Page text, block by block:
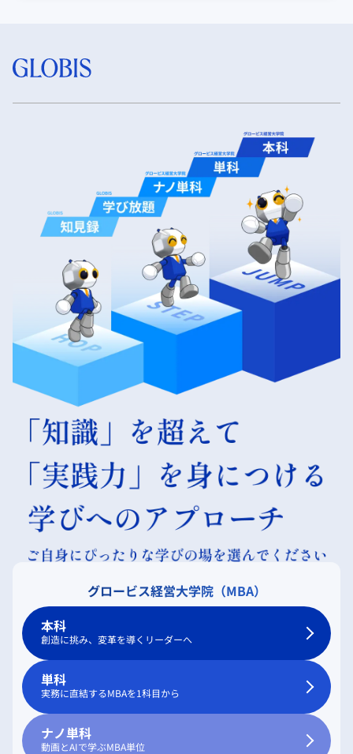
グロービス経営大学院（MBA）
本科
創造に挑み、変革を導くリーダーへ
単科
実務に直結するMBAを1科目から
ナノ単科
動画とAIで学ぶMBA単位